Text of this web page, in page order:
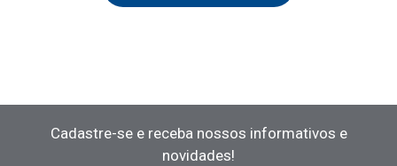
Cadastre-se e receba nossos informativos e
novidades!